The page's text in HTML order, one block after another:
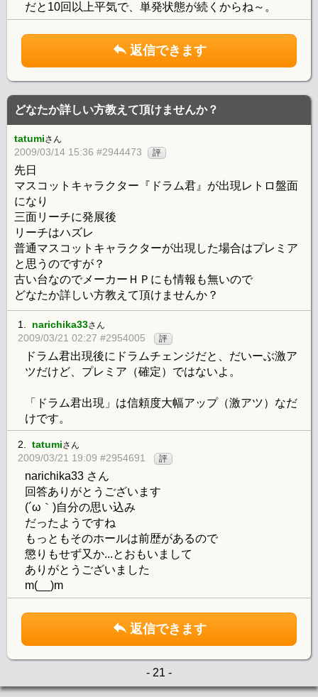
だと10回以上平気で、単発状態が続くからね～。
返信できます
どなたか詳しい方教えて頂けませんか？
tatumiさん
2009/03/14 15:36 #2944473 評
先日
マスコットキャラクター『ドラム君』が出現レトロ盤面
になり
三面リーチに発展後
リーチはハズレ
普通マスコットキャラクターが出現した場合はプレミア
と思うのですが？
古い台なのでメーカーＨＰにも情報も無いので
どなたか詳しい方教えて頂けませんか？
1. narichika33さん
2009/03/21 02:27 #2954005 評
ドラム君出現後にドラムチェンジだと、だいーぶ激ア
ツだけど、プレミア（確定）ではないよ。
「ドラム君出現」は信頼度大幅アップ（激アツ）なだ
けです。
2. tatumiさん
2009/03/21 19:09 #2954691 評
narichika33 さん
回答ありがとうございます
(´ω｀)自分の思い込み
だったようですね
もっともそのホールは前歴があるので
懲りもせず又か...とおもいまして
ありがとうございました
m(__)m
返信できます
- 21 -